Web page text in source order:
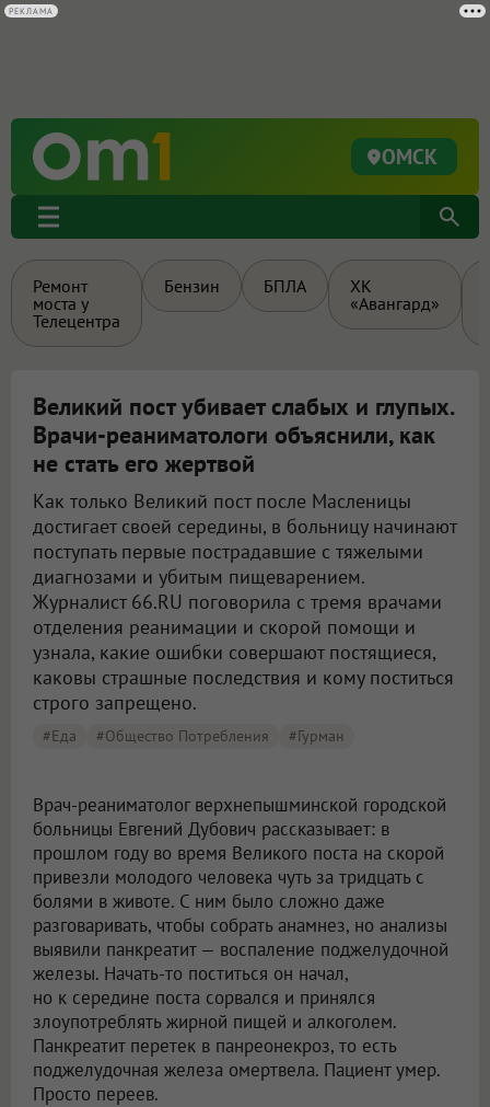
ОМСК
Ремонт
моста у
Телецентра
Бензин БПЛА
ХК
«Авангард»
Великий пост убивает слабых и глупых.
Врачи-реаниматологи объяснили, как
не стать его жертвой
Как только Великий пост после Масленицы
достигает своей середины, в больницу начинают
поступать первые пострадавшие с тяжелыми
диагнозами и убитым пищеварением.
Журналист 66.RU поговорила с тремя врачами
отделения реанимации и скорой помощи и
узнала, какие ошибки совершают постящиеся,
каковы страшные последствия и кому поститься
строго запрещено.
#Еда #общество Потребления #Гурман
Врач-реаниматолог верхнепышминской городской
больницы Евгений Дубович рассказывает: в
прошлом году во время Великого поста на скорой
привезли молодого человека чуть за тридцать с
болями в животе. С ним было сложно даже
разговаривать, чтобы собрать анамнез, но анализы
выявили панкреатит — воспаление поджелудочной
железы. Начать-то поститься он начал,
но к середине поста сорвался и принялся
злоупотреблять жирной пищей и алкоголем.
Панкреатит перетек в панреонекроз, то есть
поджелудочная железа омертвела. Пациент умер.
Просто переев.
РЕКЛАМА